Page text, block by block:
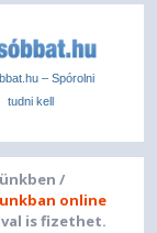
– Spórolni
tudni kell
/
online
is fizethet.